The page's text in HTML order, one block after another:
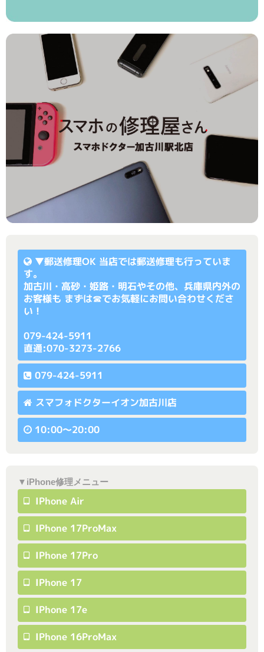
▼郵送修理OK 当店では郵送修理も行っていま
す。
加古川・高砂・姫路・明石やその他、兵庫県内外の
お客様も まずは☎でお気軽にお問い合わせくださ
い！
079-424-5911
直通:070-3273-2766
079-424-5911
スマフォドクターイオン加古川店
10:00〜20:00
▼iPhone修理メニュー
IPhone Air
IPhone 17ProMax
IPhone 17Pro
IPhone 17
IPhone 17e
IPhone 16ProMax